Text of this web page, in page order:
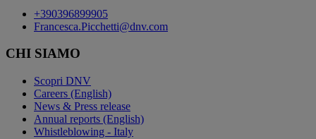
+390396899905
Francesca.Picchetti@dnv.com
CHI SIAMO
Scopri DNV
Careers (English)
News & Press release
Annual reports (English)
Whistleblowing - Italy